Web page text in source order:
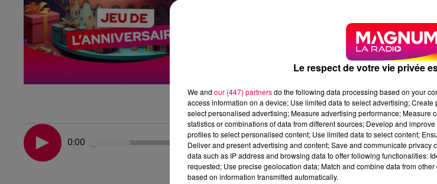
0:00
Le respect de votre vie privée
We and our (447) partnersdo the following data processing based on your
access information on a device; Use limited data to select advertising;
select personalised advertising; Measure advertising performance; Measure
statistics or combinations of data from different sources; Develop and
profiles to select personalised content; Use limited data to select content;
Deliver and present advertising and content; Save and communicate
data such as IP address and browsing data to offer following functionalities:
requested; Use precise geolocation data; Match and combine data from
based on information transmitted automatically.